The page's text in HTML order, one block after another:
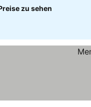
zu sehen